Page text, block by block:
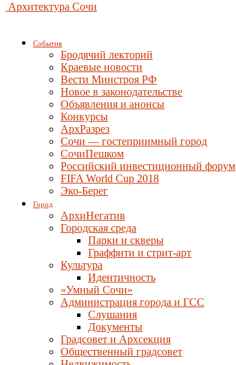
Архитектура Сочи
События
Бродячий лекторий
Краевые новости
Вести Минстроя РФ
Новое в законодательстве
Объявления и анонсы
Конкурсы
АрхРазрез
Сочи — гостеприимный город
СочиПешком
Российский инвестиционный форум
FIFA World Cup 2018
Эко-Берег
Город
АрхиНегатив
Городская среда
Парки и скверы
Граффити и стрит-арт
Культура
Идентичность
«Умный Сочи»
Администрация города и ГСС
Слушания
Документы
Градсовет и Архсекция
Общественный градсовет